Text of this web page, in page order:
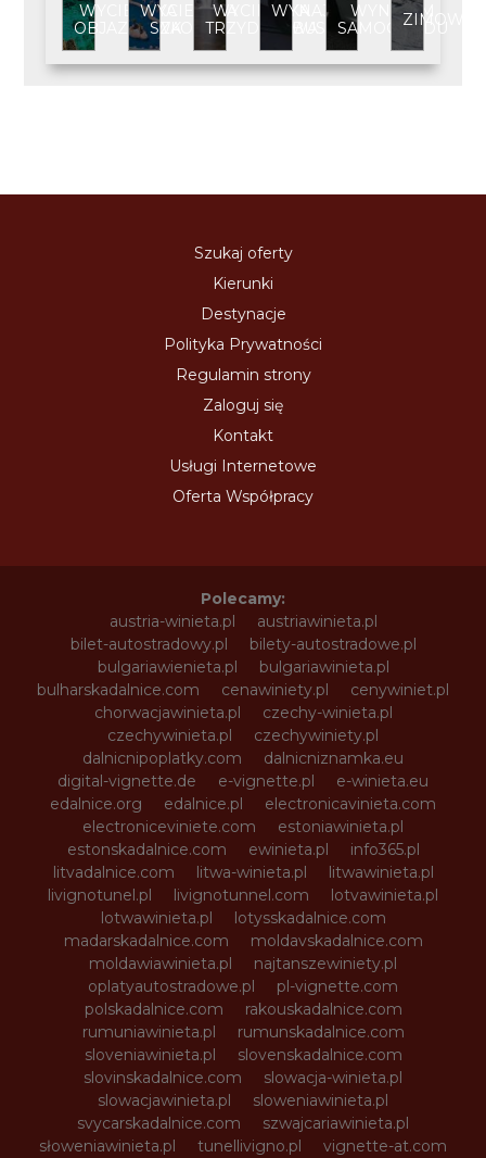
WYCIECZKA
OBJAZDOWA
WYCIECZKA
SZKOLNA
WYCIECZKA
TRZYDNIOWA
WYNAJEMWYNAJEM
SAMOCHODU
Szukaj oferty
Kierunki
Destynacje
Polityka Prywatności
Regulamin strony
Zaloguj się
Kontakt
Usługi Internetowe
Oferta Współpracy
Polecamy:
austria-winieta.pl
austriawinieta.pl
bilet-autostradowy.pl
bilety-autostradowe.pl
bulgariawienieta.pl
bulgariawinieta.pl
bulharskadalnice.com
cenawiniety.pl
cenywiniet.pl
chorwacjawinieta.pl
czechy-winieta.pl
czechywinieta.pl
czechywiniety.pl
dalnicnipoplatky.com
dalnicniznamka.eu
digital-vignette.de
e-vignette.pl
e-winieta.eu
edalnice.org
edalnice.pl
electronicavinieta.com
electroniceviniete.com
estoniawinieta.pl
estonskadalnice.com
ewinieta.pl
info365.pl
litvadalnice.com
litwa-winieta.pl
litwawinieta.pl
livignotunel.pl
livignotunnel.com
lotvawinieta.pl
lotwawinieta.pl
lotysskadalnice.com
madarskadalnice.com
moldavskadalnice.com
moldawiawinieta.pl
najtanszewiniety.pl
oplatyautostradowe.pl
pl-vignette.com
polskadalnice.com
rakouskadalnice.com
rumuniawinieta.pl
rumunskadalnice.com
sloveniawinieta.pl
slovenskadalnice.com
slovinskadalnice.com
slowacja-winieta.pl
slowacjawinieta.pl
sloweniawinieta.pl
svycarskadalnice.com
szwajcariawinieta.pl
słoweniawinieta.pl
tunellivigno.pl
vignette-at.com